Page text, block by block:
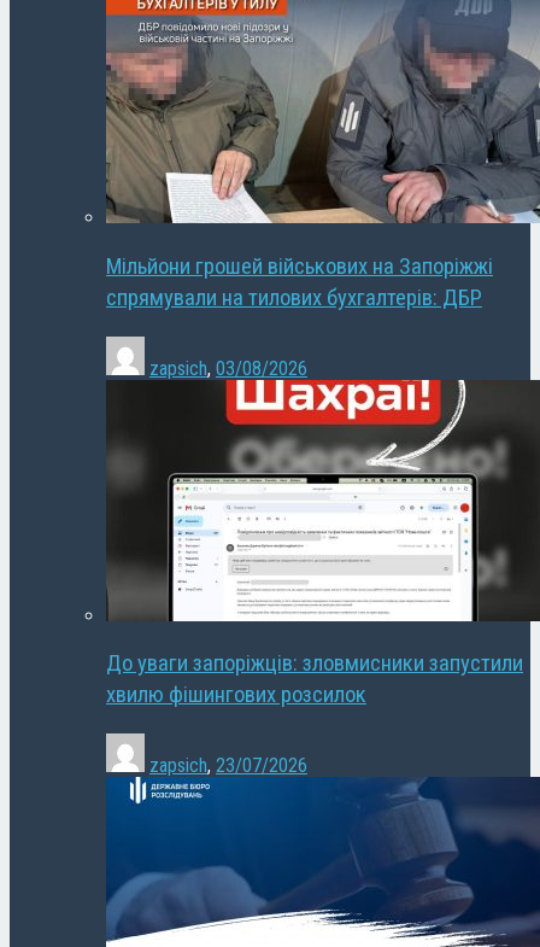
Мільйони грошей військових на Запоріжжі
спрямували на тилових бухгалтерів: ДБР
zapsich, 03/08/2026
До уваги запоріжців: зловмисники запустили
хвилю фішингових розсилок
zapsich, 23/07/2026